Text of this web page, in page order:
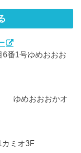
番1号ゆめおおお
ゆめおおおかオ
カミオ3F